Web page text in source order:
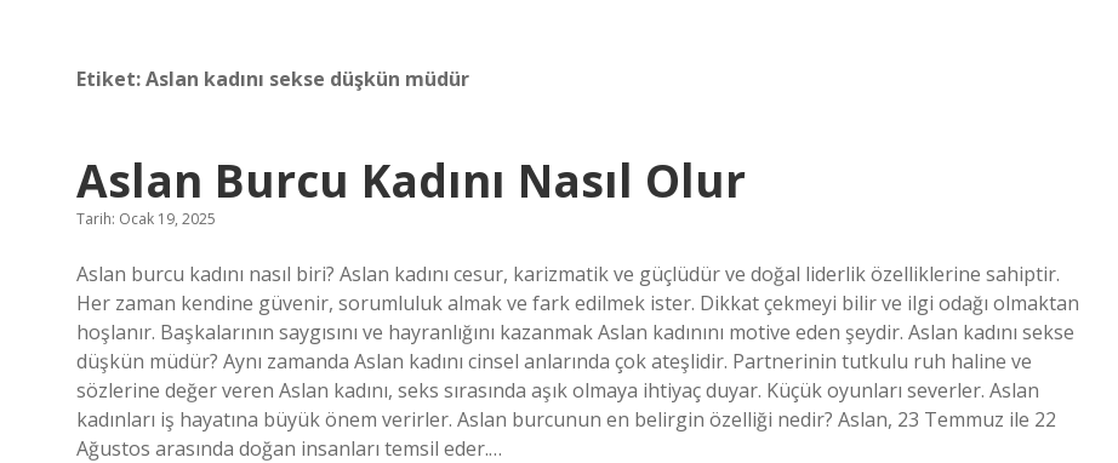
Etiket:Aslan kadını sekse düşkün müdür
Aslan Burcu Kadını Nasıl Olur
Tarih: Ocak 19, 2025
Aslan burcu kadını nasıl biri? Aslan kadını cesur, karizmatik ve güçlüdür ve doğal liderlik özelliklerine sahiptir.
Her zaman kendine güvenir, sorumluluk almak ve fark edilmek ister. Dikkat çekmeyi bilir ve ilgi odağı olmaktan
hoşlanır. Başkalarının saygısını ve hayranlığını kazanmak Aslan kadınını motive eden şeydir. Aslan kadını sekse
düşkün müdür? Aynı zamanda Aslan kadını cinsel anlarında çok ateşlidir. Partnerinin tutkulu ruh haline ve
sözlerine değer veren Aslan kadını, seks sırasında aşık olmaya ihtiyaç duyar. Küçük oyunları severler. Aslan
kadınları iş hayatına büyük önem verirler. Aslan burcunun en belirgin özelliği nedir? Aslan, 23 Temmuz ile 22
Ağustos arasında doğan insanları temsil eder.…